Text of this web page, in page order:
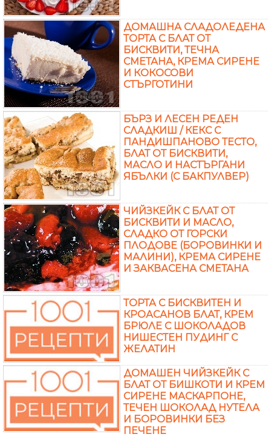
ДОМАШНА СЛАДОЛЕДЕНА
ТОРТА С БЛАТ ОТ
БИСКВИТИ, ТЕЧНА
СМЕТАНА, КРЕМА СИРЕНЕ
И КОКОСОВИ
СТЪРГОТИНИ
БЪРЗ И ЛЕСЕН РЕДЕН
СЛАДКИШ / КЕКС С
ПАНДИШПАНОВО ТЕСТО,
БЛАТ ОТ БИСКВИТИ,
МАСЛО И НАСТЪРГАНИ
ЯБЪЛКИ (С БАКПУЛВЕР)
ЧИЙЗКЕЙК С БЛАТ ОТ
БИСКВИТИ И МАСЛО,
СЛАДКО ОТ ГОРСКИ
ПЛОДОВЕ (БОРОВИНКИ И
МАЛИНИ), КРЕМА СИРЕНЕ
И ЗАКВАСЕНА СМЕТАНА
ТОРТА С БИСКВИТЕН И
КРОАСАНОВ БЛАТ, КРЕМ
БРЮЛЕ С ШОКОЛАДОВ
НИШЕСТЕН ПУДИНГ С
ЖЕЛАТИН
ДОМАШЕН ЧИЙЗКЕЙК С
БЛАТ ОТ БИШКОТИ И КРЕМ
СИРЕНЕ МАСКАРПОНЕ,
ТЕЧЕН ШОКОЛАД НУТЕЛА
И БОРОВИНКИ БЕЗ
ПЕЧЕНЕ